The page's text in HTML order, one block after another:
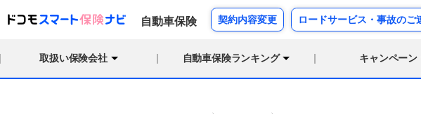
自動車保険 契約内容変更 ロードサービス・事故のご
取扱い保険会社 自動車保険ランキング キャンペーン